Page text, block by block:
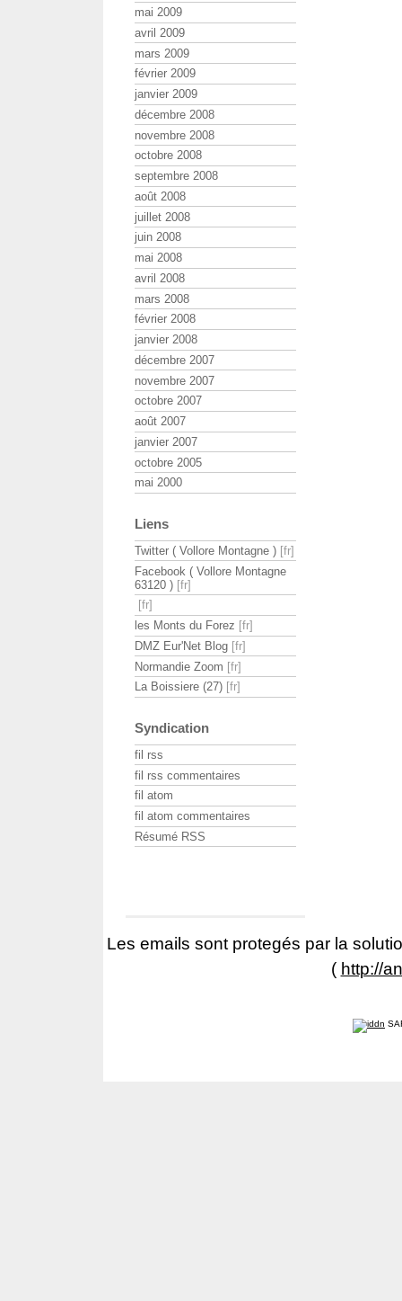
mai 2009
avril 2009
mars 2009
février 2009
janvier 2009
décembre 2008
novembre 2008
octobre 2008
septembre 2008
août 2008
juillet 2008
juin 2008
mai 2008
avril 2008
mars 2008
février 2008
janvier 2008
décembre 2007
novembre 2007
octobre 2007
août 2007
janvier 2007
octobre 2005
mai 2000
Liens
Twitter ( Vollore Montagne )
Facebook ( Vollore Montagne
63120 )
les Monts du Forez
DMZ Eur'Net Blog
Normandie Zoom
La Boissiere (27)
Syndication
fil rss
fil rss commentaires
fil atom
fil atom commentaires
Résumé RSS
Les emails sont protegés par la
( http://